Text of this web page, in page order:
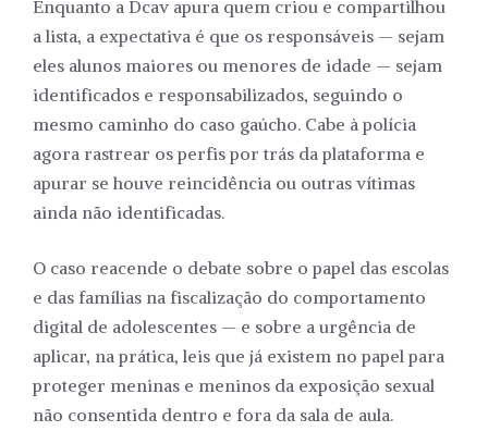
Enquanto a Dcav apura quem criou e compartilhou
a lista, a expectativa é que os responsáveis — sejam
eles alunos maiores ou menores de idade — sejam
identificados e responsabilizados, seguindo o
mesmo caminho do caso gaúcho. Cabe à polícia
agora rastrear os perfis por trás da plataforma e
apurar se houve reincidência ou outras vítimas
ainda não identificadas.
O caso reacende o debate sobre o papel das escolas
e das famílias na fiscalização do comportamento
digital de adolescentes — e sobre a urgência de
aplicar, na prática, leis que já existem no papel para
proteger meninas e meninos da exposição sexual
não consentida dentro e fora da sala de aula.